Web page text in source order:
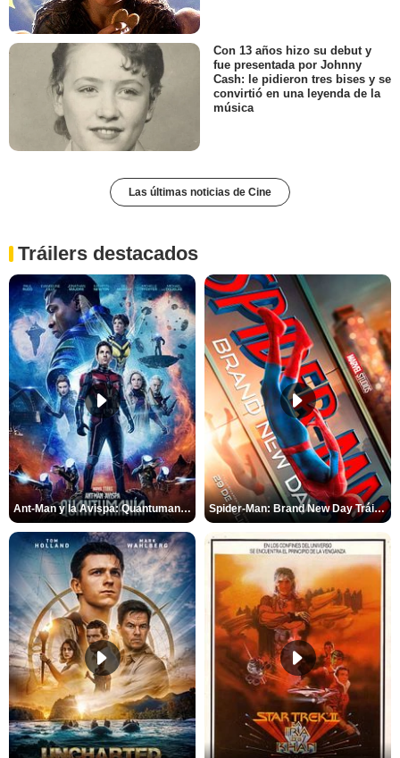
Con 13 años hizo su debut y
fue presentada por Johnny
Cash: le pidieron tres bises y se
convirtió en una leyenda de la
música
Las últimas noticias de Cine
Tráilers destacados
Ant-Man y la Avispa: Quantumanía Tráiler (2) Spider-Man: Brand New Day Tráiler (3)